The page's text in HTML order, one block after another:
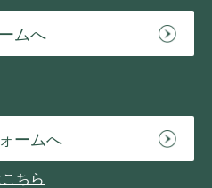
ムへ
ームへ
ちら